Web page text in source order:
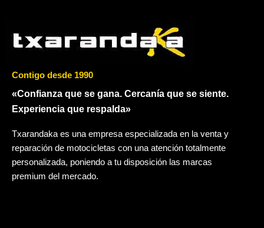
Contigo desde 1990
«Confianza que se gana. Cercanía que se siente.
Experiencia que respalda»
Txarandaka es una empresa especializada en la venta y
reparación de motocicletas con una atención totalmente
personalizada, poniendo a tu disposición las marcas
premium del mercado.